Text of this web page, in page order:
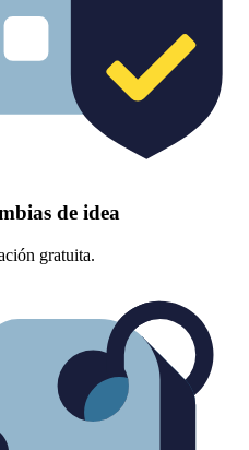
de idea
gratuita.